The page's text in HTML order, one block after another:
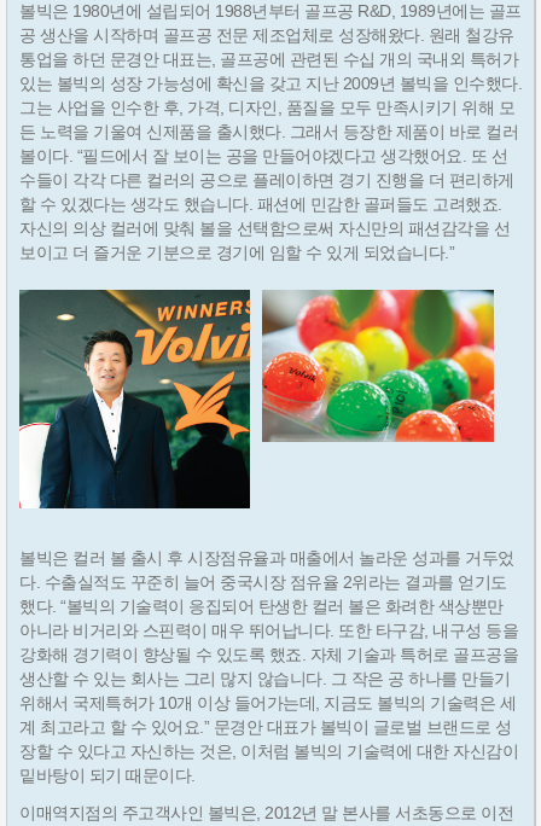
볼빅은 1980년에 설립되어 1988년부터 골프공 R&D, 1989년에는 골프
공 생산을 시작하며 골프공 전문 제조업체로 성장해왔다. 원래 철강유
통업을 하던 문경안 대표는, 골프공에 관련된 수십 개의 국내외 특허가
있는 볼빅의 성장 가능성에 확신을 갖고 지난 2009년 볼빅을 인수했다.
그는 사업을 인수한 후, 가격, 디자인, 품질을 모두 만족시키기 위해 모
든 노력을 기울여 신제품을 출시했다. 그래서 등장한 제품이 바로 컬러
볼이다. “필드에서 잘 보이는 공을 만들어야겠다고 생각했어요. 또 선
수들이 각각 다른 컬러의 공으로 플레이하면 경기 진행을 더 편리하게
할 수 있겠다는 생각도 했습니다. 패션에 민감한 골퍼들도 고려했죠.
자신의 의상 컬러에 맞춰 볼을 선택함으로써 자신만의 패션감각을 선
보이고 더 즐거운 기분으로 경기에 임할 수 있게 되었습니다.”
볼빅은 컬러 볼 출시 후 시장점유율과 매출에서 놀라운 성과를 거두었
다. 수출실적도 꾸준히 늘어 중국시장 점유율 2위라는 결과를 얻기도
했다. “볼빅의 기술력이 응집되어 탄생한 컬러 볼은 화려한 색상뿐만
아니라 비거리와 스핀력이 매우 뛰어납니다. 또한 타구감, 내구성 등을
강화해 경기력이 향상될 수 있도록 했죠. 자체 기술과 특허로 골프공을
생산할 수 있는 회사는 그리 많지 않습니다. 그 작은 공 하나를 만들기
위해서 국제특허가 10개 이상 들어가는데, 지금도 볼빅의 기술력은 세
계 최고라고 할 수 있어요.” 문경안 대표가 볼빅이 글로벌 브랜드로 성
장할 수 있다고 자신하는 것은, 이처럼 볼빅의 기술력에 대한 자신감이
밑바탕이 되기 때문이다.
이매역지점의 주고객사인 볼빅은, 2012년 말 본사를 서초동으로 이전